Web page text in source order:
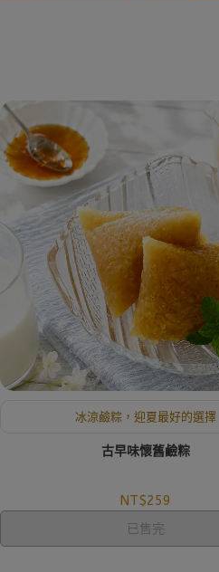
冰涼鹼粽，迎夏最好的選擇
古早味懷舊鹼粽
NT$259
已售完